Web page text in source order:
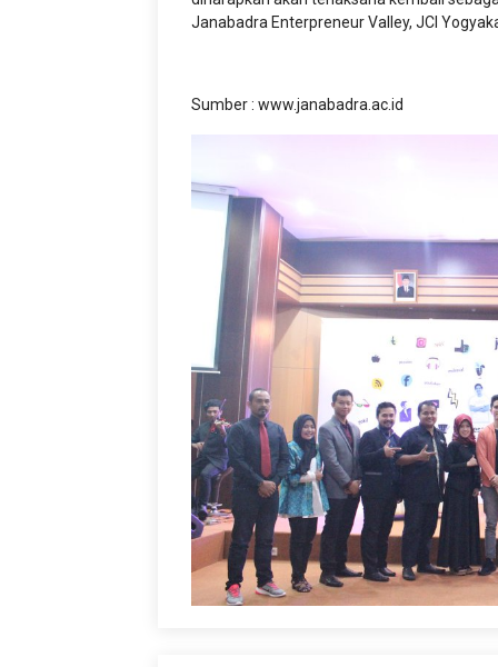
Janabadra Enterpreneur Valley, JCI
Sumber : www.janabadra.ac.id